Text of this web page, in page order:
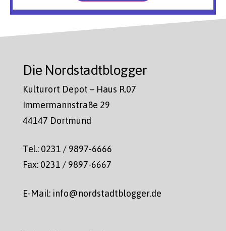
Die Nordstadtblogger
Kulturort Depot – Haus R.07
Immermannstraße 29
44147 Dortmund
Tel.: 0231 / 9897-6666
Fax: 0231 / 9897-6667
E-Mail: info@nordstadtblogger.de